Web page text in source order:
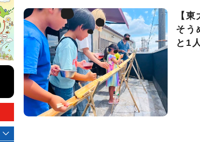
【
そう
と1